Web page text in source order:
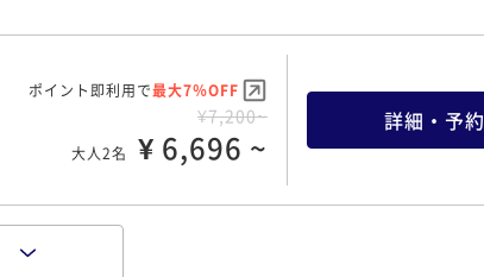
¥ 18,135 ~
ポイント即利用で最大7％OFF
¥7,200~
大人2名 ¥ 6,696 ~
詳細・予約
ポイント即利用で